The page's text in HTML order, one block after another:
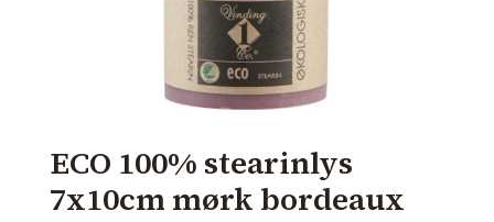
ECO 100% stearinlys
7x10cm mørk bordeaux